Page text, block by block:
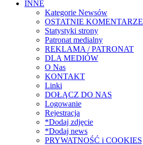
INNE
Kategorie Newsów
OSTATNIE KOMENTARZE
Statystyki strony
Patronat medialny
REKLAMA / PATRONAT
DLA MEDIÓW
O Nas
KONTAKT
Linki
DOŁĄCZ DO NAS
Logowanie
Rejestracja
*Dodaj zdjęcie
*Dodaj news
PRYWATNOŚĆ i COOKIES